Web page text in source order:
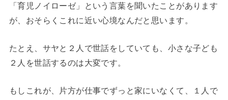
「育児ノイローゼ」という言葉を聞いたことがあります
が、おそらくこれに近い心境なんだと思います。
たとえ、サヤと２人で世話をしていても、小さな子ども
２人を世話するのは大変です。
もしこれが、片方が仕事でずっと家にいなくて、１人で